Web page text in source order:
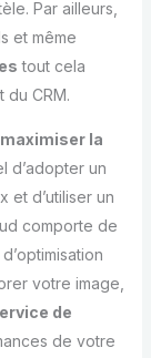
Par ailleurs,
et même
tout cela
CRM.
maximiser la
d’adopter un
et d’utiliser un
comporte de
votre image,
de
de votre